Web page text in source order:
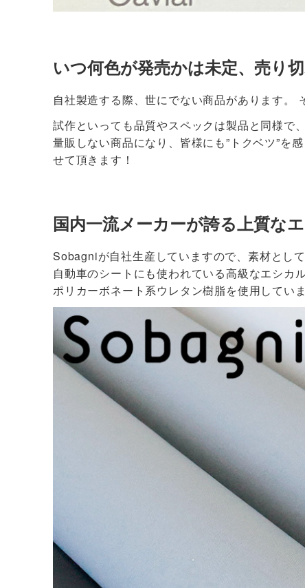
いつ何色が発売かは未定、 売り
自社製造する際、世にでない商品があります。
試作といっても品質やスペックは製品と同様で
量販しない商品になり、皆様にも”トクベツ”を
せて頂きます！
国内一流メーカーが誇る上質な
Sobagniが自社生産していますので、素材として
自動車のシートにも使われている高級なエシカル
ポリカーボネート系ウレタン樹脂を使用してい